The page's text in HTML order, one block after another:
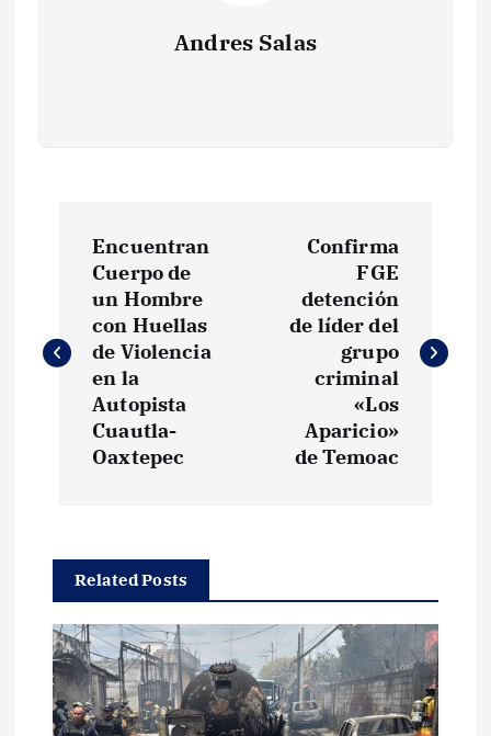
Andres Salas
v
c
ó
n
Encuentran
Cuerpo de
un Hombre
con Huellas
de Violencia
en la
Autopista
Cuautla-
Oaxtepec
Confirma
FGE
detención
de líder del
grupo
criminal
«Los
Aparicio»
de Temoac
Related Posts